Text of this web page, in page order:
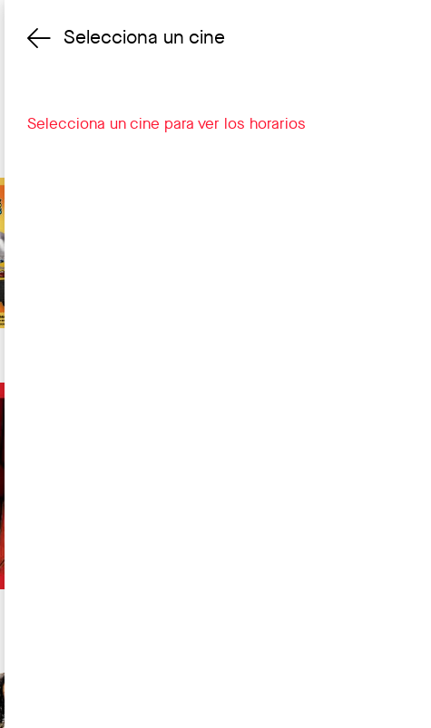
Cambiar cine
Selecciona un cine
Selecciona un cine para ver los horarios